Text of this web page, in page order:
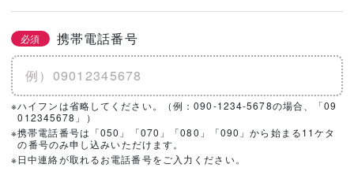
必須 携帯電話番号
※ハイフンは省略してください。（例：090-1234-5678の場合、「09
012345678」）
※携帯電話番号は「050」「070」「080」「090」から始まる11ケタ
の番号のみ申し込みいただけます。
※日中連絡が取れるお電話番号をご入力ください。